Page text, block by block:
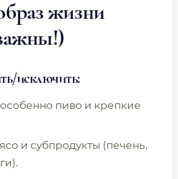
жизни
исключить:
пиво и крепкие
и субпродукты (печень,